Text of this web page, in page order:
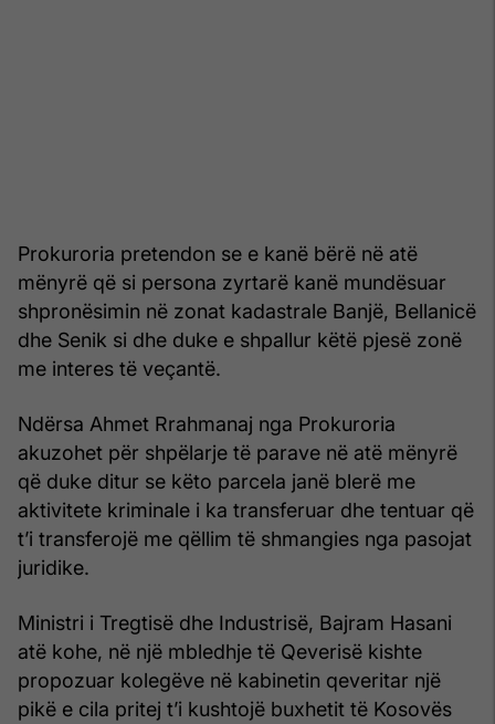
Prokuroria pretendon se e kanë bërë në atë
mënyrë që si persona zyrtarë kanë mundësuar
shpronësimin në zonat kadastrale Banjë, Bellanicë
dhe Senik si dhe duke e shpallur këtë pjesë zonë
me interes të veçantë.
Ndërsa Ahmet Rrahmanaj nga Prokuroria
akuzohet për shpëlarje të parave në atë mënyrë
që duke ditur se këto parcela janë blerë me
aktivitete kriminale i ka transferuar dhe tentuar që
t’i transferojë me qëllim të shmangies nga pasojat
juridike.
Ministri i Tregtisë dhe Industrisë, Bajram Hasani
atë kohe, në një mbledhje të Qeverisë kishte
propozuar kolegëve në kabinetin qeveritar një
pikë e cila pritej t’i kushtojë buxhetit të Kosovës